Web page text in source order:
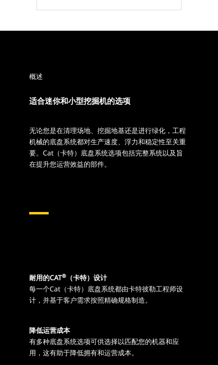
概述
适合迷你和小型挖掘机的选项
无论您是在清理场地、挖掘地基还是进行绿化，工程
机械的底盘系统都对生产速度、浮力和稳定性至关重
要。Cat（卡特）底盘系统选项包括完整系统以及旨
在提升您运营效益的部件。
耐用的CAT®
（卡特）设计
每一个Cat（卡特）底盘系统都由卡特彼勒工程师设
计，并基于客户需求按照精确规格制造。
降低运营成本
有多种底盘系统选项可供选择以匹配您的机器和应
用，这有助于降低拥有和运营成本。